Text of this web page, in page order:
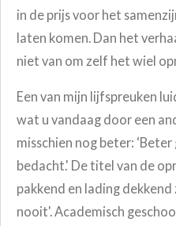
in de prijs voor het
laten komen. Dan het
niet van om zelf het wiel
Een van mijn lijfspreuken
wat u vandaag door een
misschien nog beter:
bedacht.' De titel van de
pakkend en lading
nooit'. Academisch